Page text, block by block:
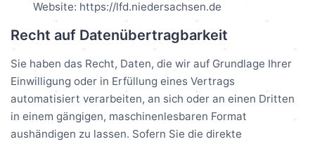
Website: https://lfd.niedersachsen.de
Recht auf Datenübertragbarkeit
Sie haben das Recht, Daten, die wir auf Grundlage Ihrer
Einwilligung oder in Erfüllung eines Vertrags
automatisiert verarbeiten, an sich oder an einen Dritten
in einem gängigen, maschinenlesbaren Format
aushändigen zu lassen. Sofern Sie die direkte